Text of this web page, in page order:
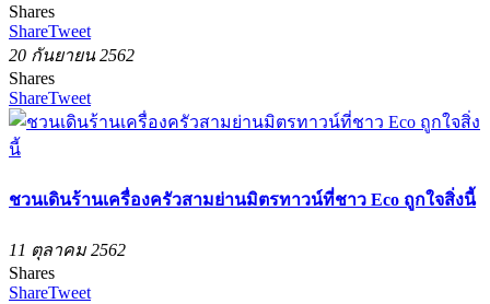
Shares
ShareTweet
20 กันยายน 2562
Shares
ShareTweet
ชวนเดินร้านเครื่องครัวสามย่านมิตรทาวน์ที่ชาว Eco ถูกใจสิ่งนี้
11 ตุลาคม 2562
Shares
ShareTweet